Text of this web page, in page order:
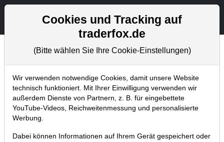
Aktien- und Artikelsuche
Trader-Blog
Home Blog Trader-Blog
Momentum Breakout Matrix - Der
Anlagetrend erneuerbare Energien
zeigt Stärke
Cookies und Tracking auf
traderfox.de
(Bitte wählen Sie Ihre Cookie-Einstellungen)
Wir verwenden notwendige Cookies, damit unsere Website
technisch funktioniert. Mit Ihrer Einwilligung verwenden wir
außerdem Dienste von Partnern, z. B. für eingebettete
YouTube-Videos, Reichweitenmessung und personalisierte
Werbung.
Dabei können Informationen auf Ihrem Gerät gespeichert oder